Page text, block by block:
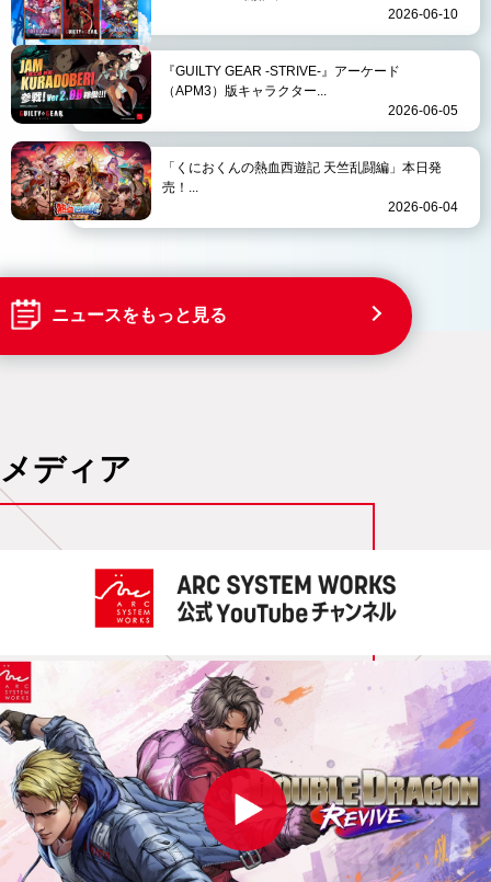
2026-06-10
『GUILTY GEAR -STRIVE-』アーケード
（APM3）版キャラクター...
2026-06-05
「くにおくんの熱血西遊記 天竺乱闘編」本日発
売！...
2026-06-04
ニュースをもっと見る
メディア